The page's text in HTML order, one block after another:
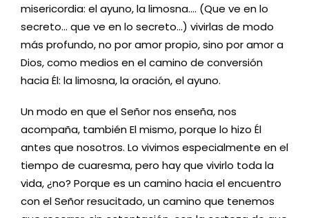
misericordia: el ayuno, la limosna…. (Que ve en lo
secreto… que ve en lo secreto…) vivirlas de modo
más profundo, no por amor propio, sino por amor a
Dios, como medios en el camino de conversión
hacia Él: la limosna, la oración, el ayuno.
Un modo en que el Señor nos enseña, nos
acompaña, también El mismo, porque lo hizo Él
antes que nosotros. Lo vivimos especialmente en el
tiempo de cuaresma, pero hay que vivirlo toda la
vida, ¿no? Porque es un camino hacia el encuentro
con el Señor resucitado, un camino que tenemos